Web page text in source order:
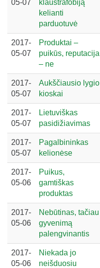
05-07
klaustrafobiją
kelianti
parduotuvė
2017-
05-07
Produktai –
puikūs, reputacija
– ne
2017-
05-07
Aukščiausio lygio
kioskai
2017-
05-07
Lietuviškas
pasidižiavimas
2017-
05-07
Pagalbininkas
kelionėse
2017-
05-06
Puikus,
gamtiškas
produktas
2017-
05-06
Nebūtinas, tačiau
gyvenimą
palengvinantis
2017-
05-06
Niekada jo
neišduosiu